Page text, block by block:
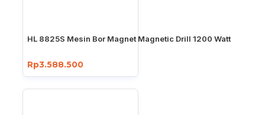
HL 8825S Mesin Bor Magnet Magnetic Drill 1200 Watt
Rp3.588.500